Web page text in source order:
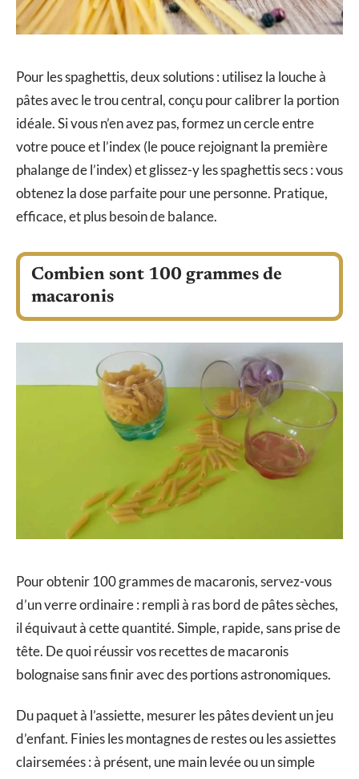
Pour les spaghettis, deux solutions : utilisez la louche à
pâtes avec le trou central, conçu pour calibrer la portion
idéale. Si vous n’en avez pas, formez un cercle entre
votre pouce et l’index (le pouce rejoignant la première
phalange de l’index) et glissez-y les spaghettis secs : vous
obtenez la dose parfaite pour une personne. Pratique,
efficace, et plus besoin de balance.
Combien sont 100 grammes de
macaronis
Pour obtenir 100 grammes de macaronis, servez-vous
d’un verre ordinaire : rempli à ras bord de pâtes sèches,
il équivaut à cette quantité. Simple, rapide, sans prise de
tête. De quoi réussir vos recettes de macaronis
bolognaise sans finir avec des portions astronomiques.
Du paquet à l’assiette, mesurer les pâtes devient un jeu
d’enfant. Finies les montagnes de restes ou les assiettes
clairsemées : à présent, une main levée ou un simple